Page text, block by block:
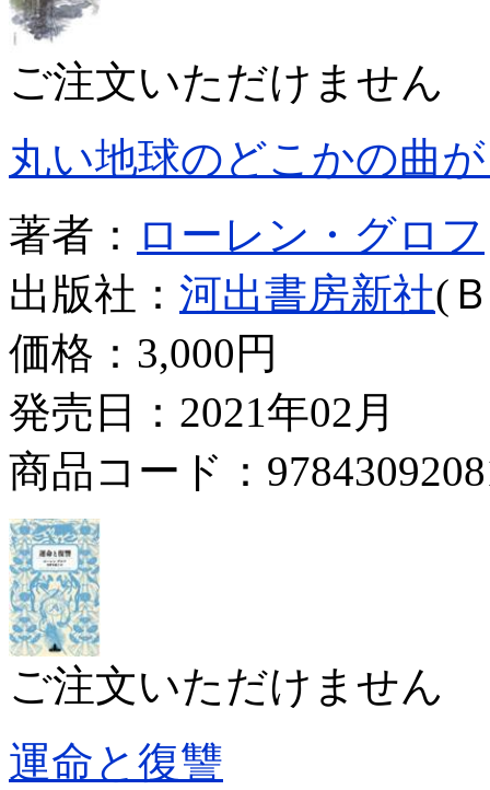
ご注文いただけません
丸い地球のどこかの曲
著者： ローレン・グロフ
出版社： 河出書房新社(
価格： 3,000円
発売日：2021年02月
商品コード：
ご注文いただけません
運命と復讐